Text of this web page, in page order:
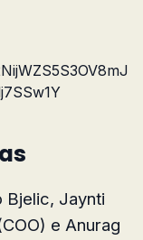
Bjelic, Jaynti
e Anurag